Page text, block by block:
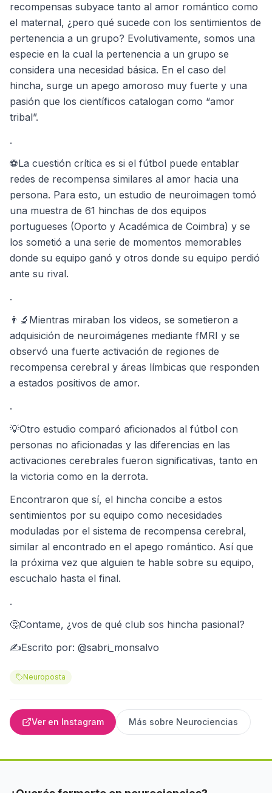
recompensas subyace tanto al amor romántico como
el maternal, ¿pero qué sucede con los sentimientos de
pertenencia a un grupo? Evolutivamente, somos una
especie en la cual la pertenencia a un grupo se
considera una necesidad básica. En el caso del
hincha, surge un apego amoroso muy fuerte y una
pasión que los científicos catalogan como “amor
tribal”.
.
⚽La cuestión crítica es si el fútbol puede entablar
redes de recompensa similares al amor hacia una
persona. Para esto, un estudio de neuroimagen tomó
una muestra de 61 hinchas de dos equipos
portugueses (Oporto y Académica de Coimbra) y se
los sometió a una serie de momentos memorables
donde su equipo ganó y otros donde su equipo perdió
ante su rival.
.
👨‍🔬Mientras miraban los videos, se sometieron a
adquisición de neuroimágenes mediante fMRI y se
observó una fuerte activación de regiones de
recompensa cerebral y áreas límbicas que responden
a estados positivos de amor.
.
💡Otro estudio comparó aficionados al fútbol con
personas no aficionadas y las diferencias en las
activaciones cerebrales fueron significativas, tanto en
la victoria como en la derrota.
Encontraron que sí, el hincha concibe a estos
sentimientos por su equipo como necesidades
moduladas por el sistema de recompensa cerebral,
similar al encontrado en el apego romántico. Así que
la próxima vez que alguien te hable sobre su equipo,
escuchalo hasta el final.
.
🤔Contame, ¿vos de qué club sos hincha pasional?
✍Escrito por: @sabri_monsalvo
Neuroposta
Ver en Instagram Más sobre Neurociencias